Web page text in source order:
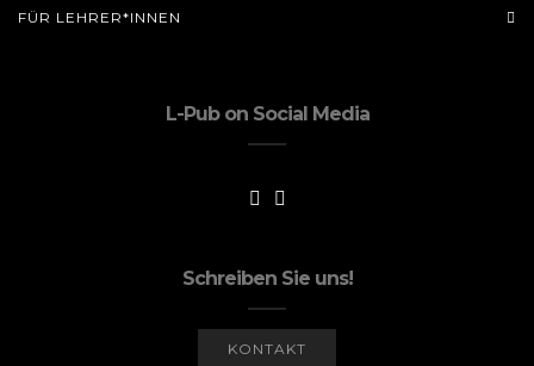
FÜR LEHRER*INNEN
L-Pub on Social Media
Schreiben Sie uns!
KONTAKT